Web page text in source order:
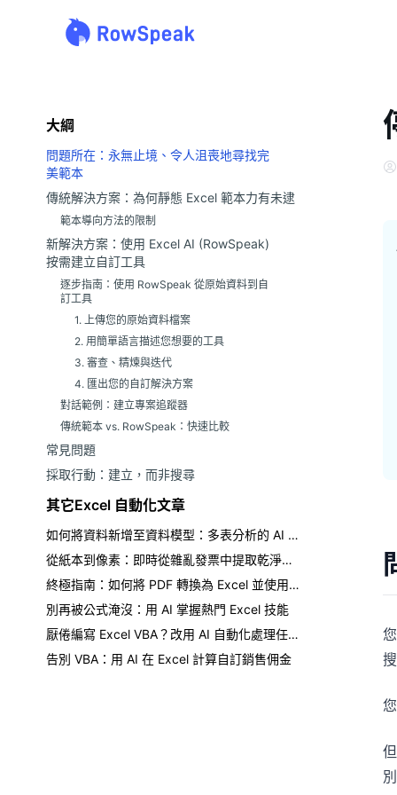
大綱
問題所在：永無止境、令人沮喪地尋找完
美範本
傳統解決方案：為何靜態 Excel 範本力有未逮
範本導向方法的限制
新解決方案：使用 Excel AI (RowSpeak)
按需建立自訂工具
逐步指南：使用 RowSpeak 從原始資料到自
訂工具
1. 上傳您的原始資料檔案
2. 用簡單語言描述您想要的工具
3. 審查、精煉與迭代
4. 匯出您的自訂解決方案
對話範例：建立專案追蹤器
傳統範本 vs. RowSpeak：快速比較
常見問題
採取行動：建立，而非搜尋
其它Excel 自動化文章
如何將資料新增至資料模型：多表分析的 AI 快速捷徑
從紙本到像素：即時從雜亂發票中提取乾淨表格
終極指南：如何將 PDF 轉換為 Excel 並使用 AI 聊天分析資料
別再被公式淹沒：用 AI 掌握熱門 Excel 技能
厭倦編寫 Excel VBA？改用 AI 自動化處理任務
告別 VBA：用 AI 在 Excel 計算自訂銷售佣金